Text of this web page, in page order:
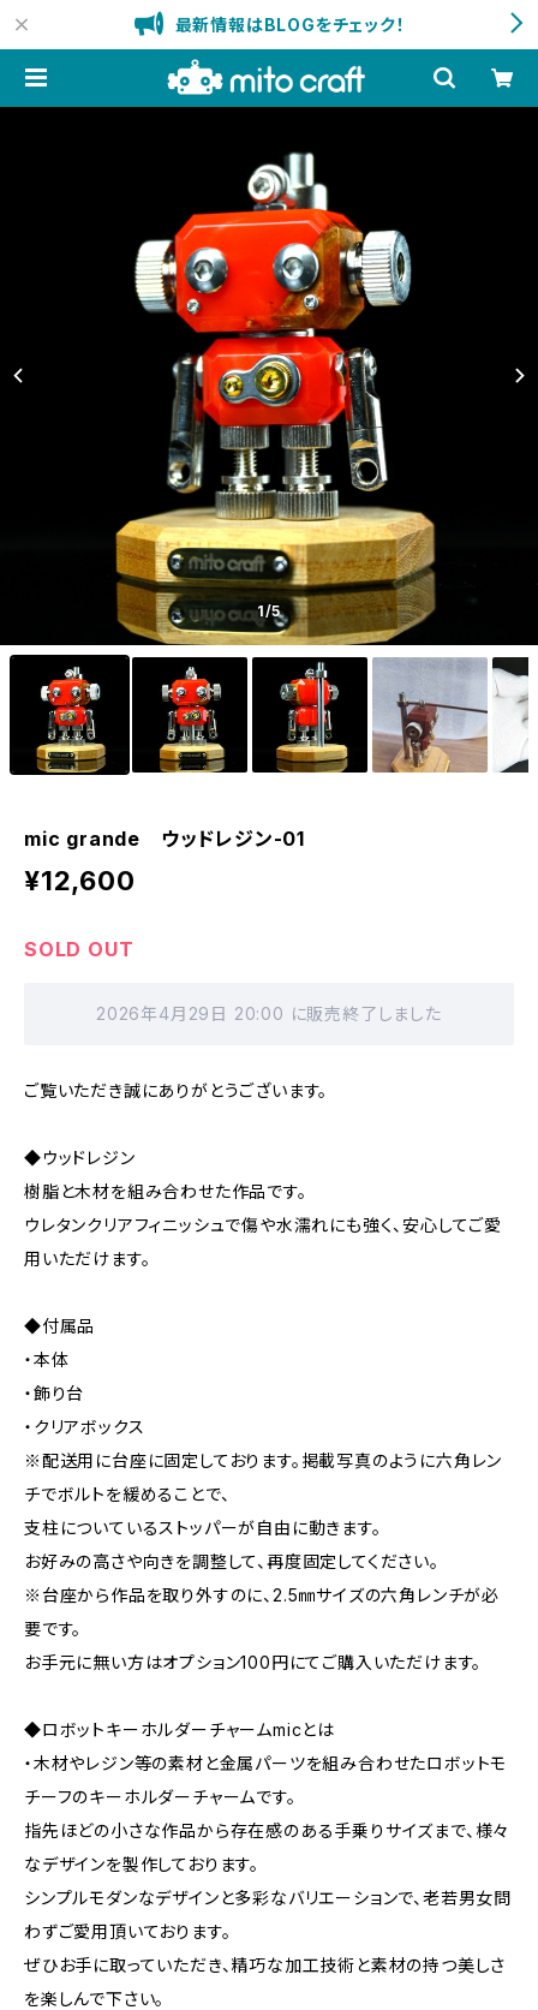
最新情報はBLOGをチェック！
1/5
mic grande ウッドレジン-01
¥12,600
SOLD OUT
2026年4月29日 20:00 に販売終了しました
ご覧いただき誠にありがとうございます。
◆ウッドレジン
樹脂と木材を組み合わせた作品です。
ウレタンクリアフィニッシュで傷や水濡れにも強く、安心してご愛
用いただけます。
◆付属品
・本体
・飾り台
・クリアボックス
※配送用に台座に固定しております。掲載写真のように六角レン
チでボルトを緩めることで、
支柱についているストッパーが自由に動きます。
お好みの高さや向きを調整して、再度固定してください。
※台座から作品を取り外すのに、2.5㎜サイズの六角レンチが必
要です。
お手元に無い方はオプション100円にてご購入いただけます。
◆ロボットキーホルダーチャームmicとは
・木材やレジン等の素材と金属パーツを組み合わせたロボットモ
チーフのキーホルダーチャームです。
指先ほどの小さな作品から存在感のある手乗りサイズまで、様々
なデザインを製作しております。
シンプルモダンなデザインと多彩なバリエーションで、老若男女問
わずご愛用頂いております。
ぜひお手に取っていただき、精巧な加工技術と素材の持つ美しさ
を楽しんで下さい。